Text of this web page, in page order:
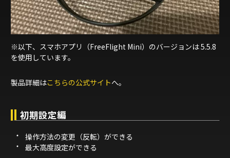
※以下、スマホアプリ（FreeFlight Mini）のバージョンは 5.5.8
を使用しています。
製品詳細はこちらの公式サイトへ。
初期設定編
操作方法の変更（反転）ができる
最大高度設定ができる